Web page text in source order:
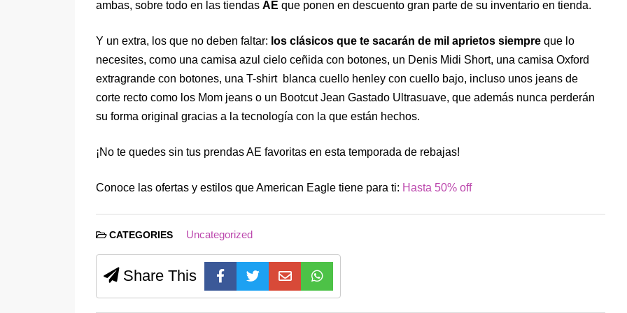
ambas, sobre todo en las tiendas AE que ponen en descuento gran parte de su inventario en tienda.
Y un extra, los que no deben faltar: los clásicos que te sacarán de mil aprietos siempre que lo
necesites, como una camisa azul cielo ceñida con botones, un Denis Midi Short, una camisa Oxford
extragrande con botones, una T-shirt blanca cuello henley con cuello bajo, incluso unos jeans de
corte recto como los Mom jeans o un Bootcut Jean Gastado Ultrasuave, que además nunca perderán
su forma original gracias a la tecnología con la que están hechos.
¡No te quedes sin tus prendas AE favoritas en esta temporada de rebajas!
Conoce las ofertas y estilos que American Eagle tiene para ti: Hasta 50% off
CATEGORIES Uncategorized
Share This